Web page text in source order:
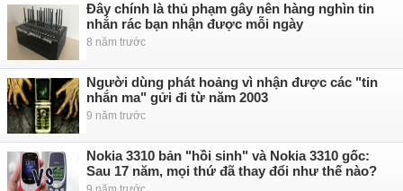
Đây chính là thủ phạm gây nên hàng nghìn tin
nhắn rác bạn nhận được mỗi ngày
8 năm trước
Người dùng phát hoảng vì nhận được các "tin
nhắn ma" gửi đi từ năm 2003
9 năm trước
Nokia 3310 bản "hồi sinh" và Nokia 3310 gốc:
Sau 17 năm, mọi thứ đã thay đổi như thế nào?